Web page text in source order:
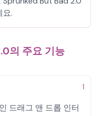
요.
의 주요 기능
1
드래그 앤 드롭 인터